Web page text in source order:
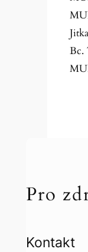
Bc.
Pro
Kontakt